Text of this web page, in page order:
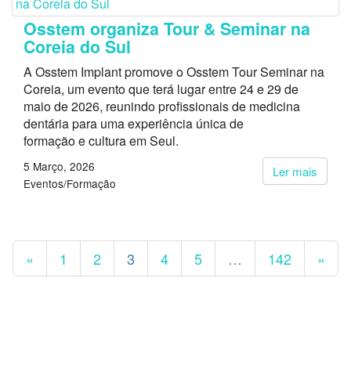
Osstem organiza Tour & Seminar na
Coreia do Sul
A Osstem Implant promove o Osstem Tour Seminar na
Coreia, um evento que terá lugar entre 24 e 29 de
maio de 2026, reunindo profissionais de medicina
dentária para uma experiência única de
formação e cultura em Seul.
Ler mais
5 Março, 2026
Eventos/Formação
« 1 2 3 4 5 … 142 »